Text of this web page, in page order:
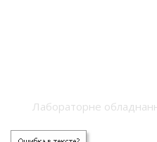
Лабораторне